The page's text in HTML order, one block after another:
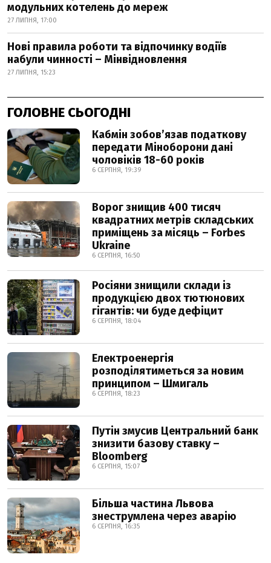
модульних котелень до мереж
27 ЛИПНЯ, 17:00
Нові правила роботи та відпочинку водіїв
набули чинності – Мінвідновлення
27 ЛИПНЯ, 15:23
ГОЛОВНЕ СЬОГОДНІ
Кабмін зобовʼязав податкову
передати Міноборони дані
чоловіків 18-60 років
6 СЕРПНЯ, 19:39
Ворог знищив 400 тисяч
квадратних метрів складських
приміщень за місяць – Forbes
Ukraine
6 СЕРПНЯ, 16:50
Росіяни знищили склади із
продукцією двох тютюнових
гігантів: чи буде дефіцит
6 СЕРПНЯ, 18:04
Електроенергія
розподілятиметься за новим
принципом – Шмигаль
6 СЕРПНЯ, 18:23
Путін змусив Центральний банк
знизити базову ставку –
Bloomberg
6 СЕРПНЯ, 15:07
Більша частина Львова
знеструмлена через аварію
6 СЕРПНЯ, 16:35